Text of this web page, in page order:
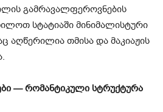
გამრავალფეროვნების
სტატიაში მინიმალისტური
აღწერილია თმისა და მაკიაჟის
— რომანტიკული სტრუქტურა